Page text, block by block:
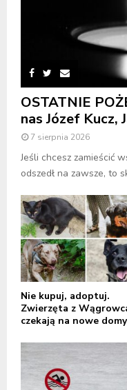
OSTATNIE
nas Józef Kucz,
7 sierpnia 2026
Jeśli chcesz zamieścić
odszedł na zawsze, to
Nie kupuj, adoptuj.
Zwierzęta z
czekają na nowe domy